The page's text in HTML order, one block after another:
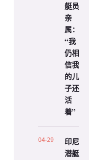
艇员
亲
属：
“我
仍相
信我
的儿
子还
活
着”
04-29
印尼
潜艇